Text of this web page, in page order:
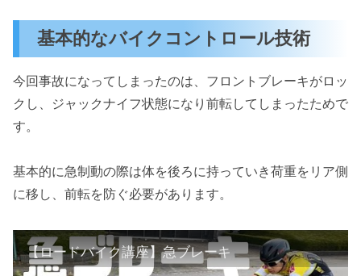
基本的なバイクコントロール技術
今回事故になってしまったのは、フロントブレーキがロッ
クし、ジャックナイフ状態になり前転してしまったためで
す。
基本的に急制動の際は体を後ろに持っていき荷重をリア側
に移し、前転を防ぐ必要があります。
【ロードバイク講座】急ブレーキ